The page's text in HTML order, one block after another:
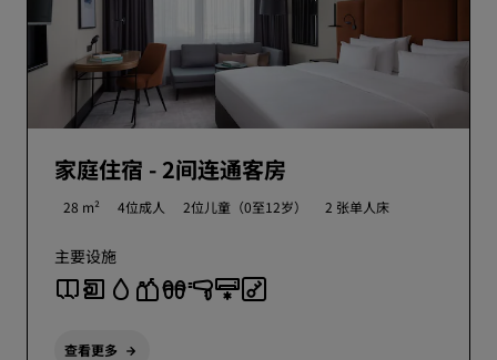
家庭住宿 - 2间连通客房
28 m² 4位成人 2位儿童（0至12岁） 2 张单人床
主要设施
查看更多